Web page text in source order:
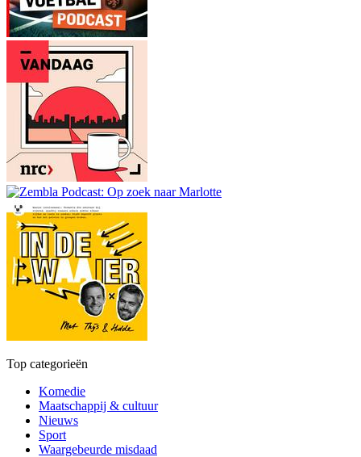
Top categorieën
Komedie
Maatschappij & cultuur
Nieuws
Sport
Waargebeurde misdaad